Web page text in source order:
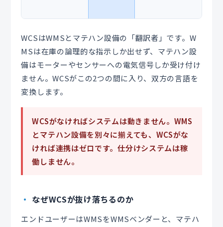
WCSはWMSとマテハン設備の「翻訳者」です。W
MSは在庫の論理的な指示しか出せず、マテハン設
備はモーターやセンサーへの電気信号しか受け付け
ません。WCSがこの2つの間に入り、双方の言語を
変換します。
WCSがなければシステムは動きません。WMS
とマテハン設備を別々に揃えても、WCSがな
ければ連携はゼロです。仕分けシステムは稼
働しません。
なぜWCSが抜け落ちるのか
エンドユーザーはWMSをWMSベンダーと、マテハ